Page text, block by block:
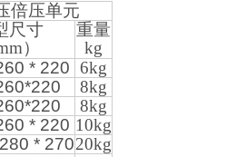
倍压单元
尺寸
）
重量
kg
* 220 6kg
8kg
8kg
* 220 10kg
* 27020kg